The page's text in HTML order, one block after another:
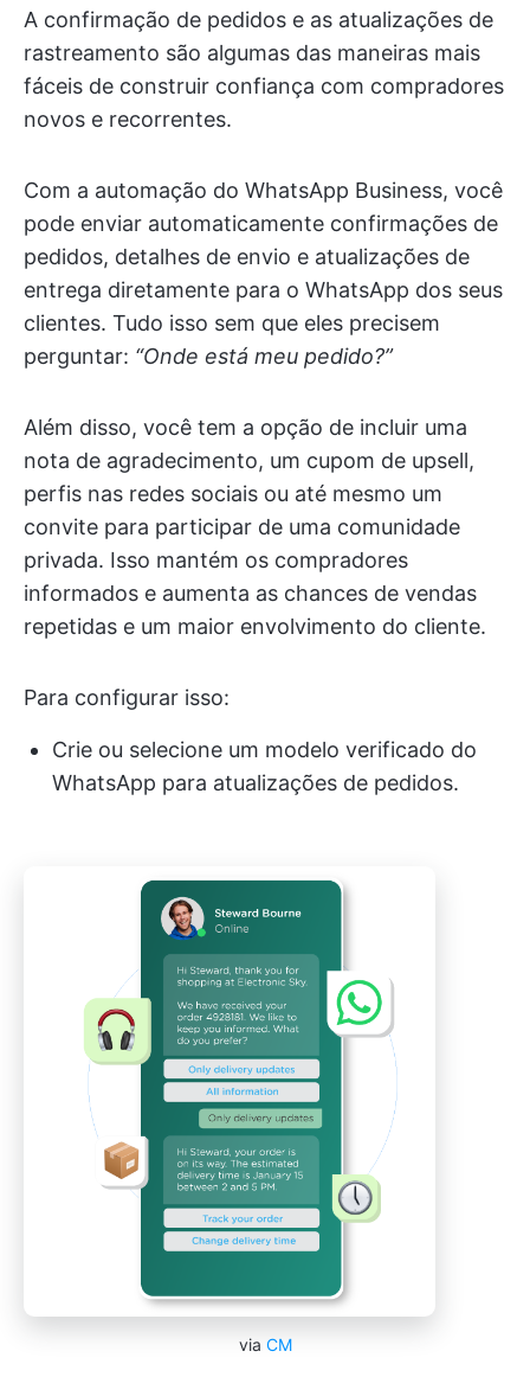
A confirmação de pedidos e as atualizações de
rastreamento são algumas das maneiras mais
fáceis de construir confiança com compradores
novos e recorrentes.
Com a automação do WhatsApp Business, você
pode enviar automaticamente confirmações de
pedidos, detalhes de envio e atualizações de
entrega diretamente para o WhatsApp dos seus
clientes. Tudo isso sem que eles precisem
perguntar: “Onde está meu pedido?”
Além disso, você tem a opção de incluir uma
nota de agradecimento, um cupom de upsell,
perfis nas redes sociais ou até mesmo um
convite para participar de uma comunidade
privada. Isso mantém os compradores
informados e aumenta as chances de vendas
repetidas e um maior envolvimento do cliente.
Para configurar isso:
Crie ou selecione um modelo verificado do
WhatsApp para atualizações de pedidos.
via CM